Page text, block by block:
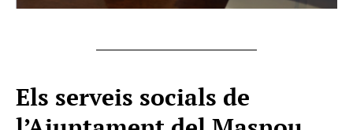
Els serveis socials de